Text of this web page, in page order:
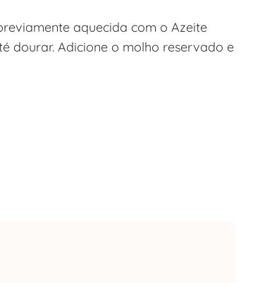
aquecida com o Azeite
dourar. Adicione o molho reservado e